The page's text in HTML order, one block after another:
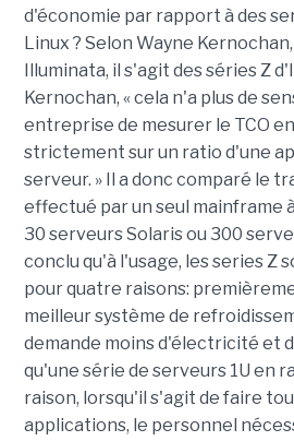
d'économie par rapport à des
Linux ? Selon Wayne
Illuminata, il s'agit des séries Z
Kernochan, « cela n'a plus de
entreprise de mesurer le TCO
strictement sur un ratio d'une
serveur. » Il a donc comparé le
effectué par un seul mainframe
30 serveurs Solaris ou 300
conclu qu'à l'usage, les series Z
pour quatre raisons:
meilleur système de
demande moins d'électricité et
qu'une série de serveurs 1U en
raison, lorsqu'il s'agit de faire
applications, le personnel